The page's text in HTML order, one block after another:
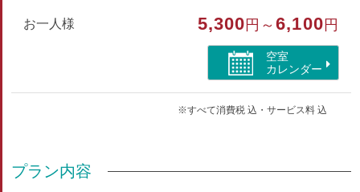
お一人様 5,300 円～6,100 円
空室
カレンダー
※すべて消費税 込・サービス料 込
プラン内容